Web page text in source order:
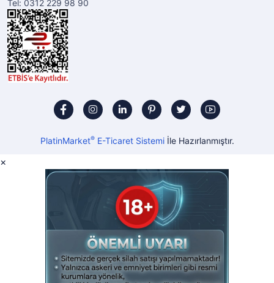
Tel: 0312 229 98 90
PlatinMarket®E-Ticaret Sistemiİle Hazırlanmıştır.
×